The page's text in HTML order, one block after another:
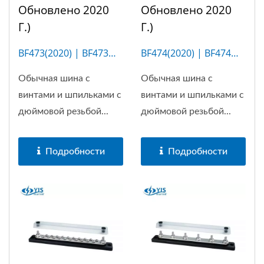
Обновлено 2020
Г.)
BF473(2020) | BF473M
Обычная шина с
винтами и шпильками с
дюймовой резьбой...
Подробности
Обновлено 2020
Г.)
BF474(2020) | BF474M
Обычная шина с
винтами и шпильками с
дюймовой резьбой...
Подробности